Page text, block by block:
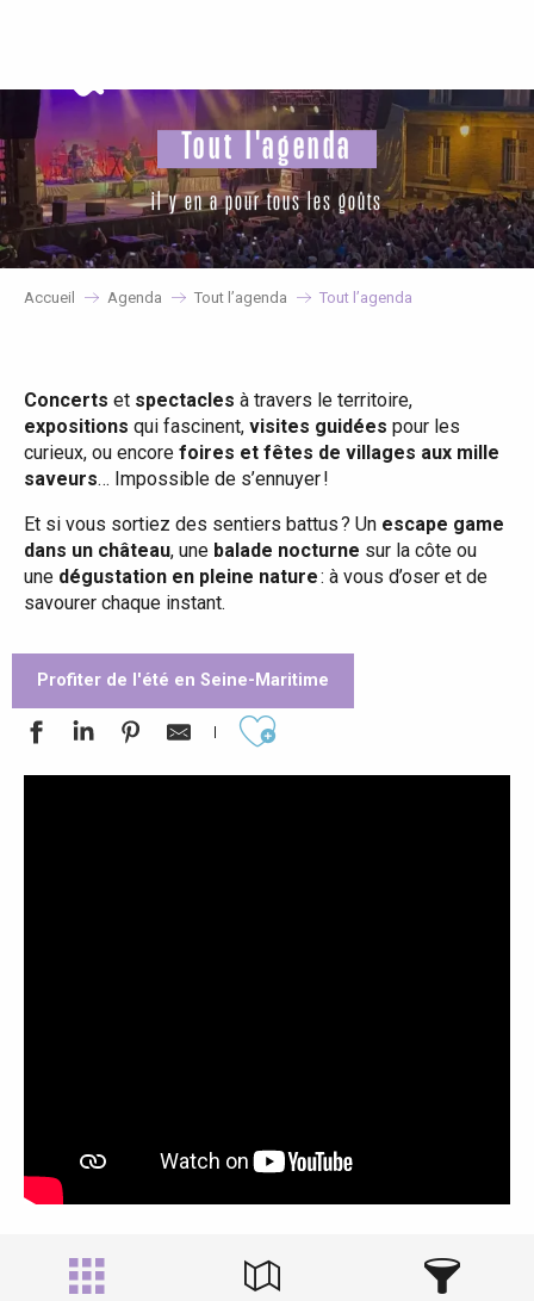
principal
Tout l'agenda
il y en a pour tous les goûts
Accueil Agenda Tout l’agenda Tout l’agenda
Concerts et spectacles à travers le territoire,
expositions qui fascinent, visites guidées pour les
curieux, ou encore foires et fêtes de villages aux mille
saveurs… Impossible de s’ennuyer !
Et si vous sortiez des sentiers battus ? Un escape game
dans un château, une balade nocturne sur la côte ou
une dégustation en pleine nature: à vous d’oser et de
savourer chaque instant.
Profiter de l'été en Seine-Maritime
Ajouter aux favoris